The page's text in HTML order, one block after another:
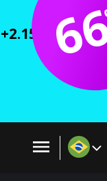
cursos